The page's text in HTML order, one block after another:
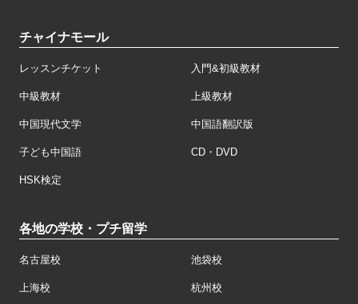
チャイナモール
レッスンチケット 入門&初級教材
中級教材 上級教材
中国現代文学 中国語翻訳版
子ども中国語 CD・DVD
HSK検定
各地の学校・プチ留学
名古屋校 池袋校
上海校 杭州校